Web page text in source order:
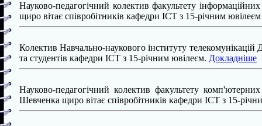
Науково-педагогічний колектив факультету
щиро вітає співробітників кафедри ІСТ з 15-річним
Колектив Навчально-наукового інституту телекомунікацій
та студентів кафедри ІСТ з 15-річним ювілеєм. Докладніше
Науково-педагогічний колектив факультету
Шевченка щиро вітає співробітників кафедри ІСТ з 15-